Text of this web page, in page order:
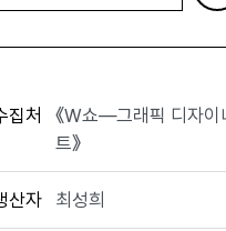
집처
《W쇼—그래픽 디자이
트》
산자 최성희